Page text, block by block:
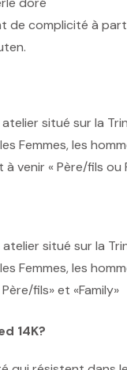
de complicité à
situé sur la
Femmes, les
venir « Père/fils ou
situé sur la
Femmes, les
fils» et «Family»
14K?